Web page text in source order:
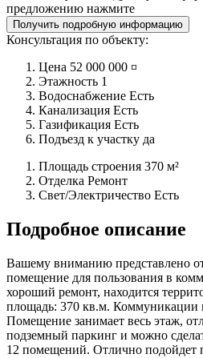
предложению нажмите
Получить подробную информацию
Консультация по объекту:
Цена 52 000 000 ¤
Этажность 1
Водоснабжение Есть
Канализация Есть
Газификация Есть
Подъезд к участку да
Площадь строения 370 м²
Отделка Ремонт
Свет/Электричество Есть
Подробное описание
Вашему вниманию представлено
помещение для пользования в
хороший ремонт, находится
площадь: 370 кв.м. Коммуникации
Помещение занимает весь этаж,
подземный паркинг и можно
12 помещений. Отлично подойдет